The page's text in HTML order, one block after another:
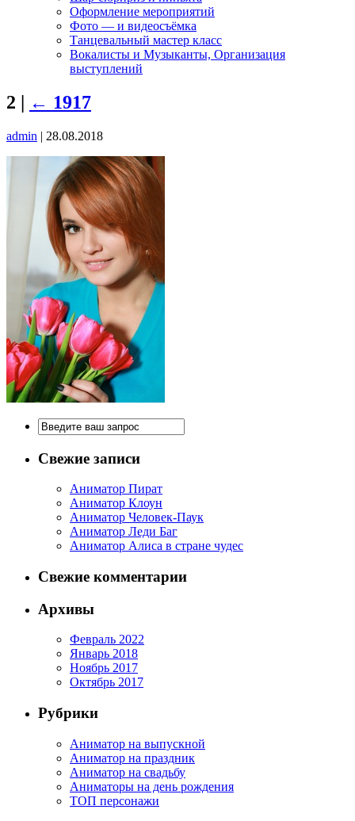
Оформление мероприятий
Фото — и видеосъёмка
Танцевальный мастер класс
Вокалисты и Музыканты, Организация
выступлений
2 | ← 1917
admin | 28.08.2018
Свежие записи
Аниматор Пират
Аниматор Клоун
Аниматор Человек-Паук
Аниматор Леди Баг
Аниматор Алиса в стране чудес
Свежие комментарии
Архивы
Февраль 2022
Январь 2018
Ноябрь 2017
Октябрь 2017
Рубрики
Аниматор на выпускной
Аниматор на праздник
Аниматор на свадьбу
Аниматоры на день рождения
ТОП персонажи